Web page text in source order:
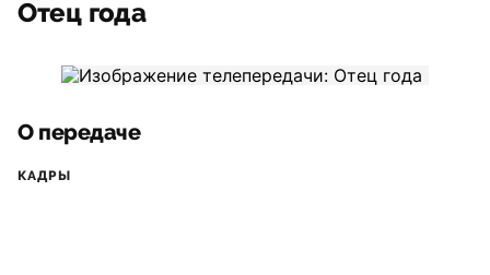
Отец года
О передаче
КАДРЫ